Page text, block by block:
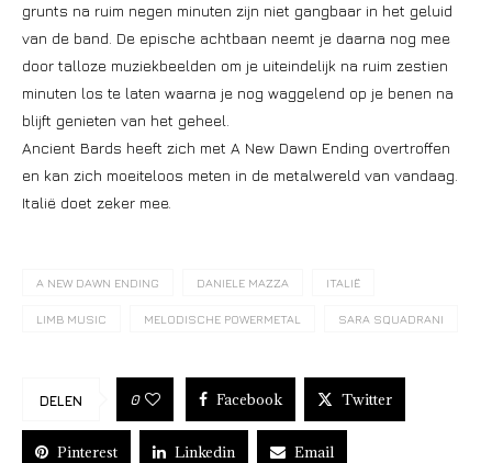
grunts na ruim negen minuten zijn niet gangbaar in het geluid
van de band. De epische achtbaan neemt je daarna nog mee
door talloze muziekbeelden om je uiteindelijk na ruim zestien
minuten los te laten waarna je nog waggelend op je benen na
blijft genieten van het geheel.
Ancient Bards heeft zich met A New Dawn Ending overtroffen
en kan zich moeiteloos meten in de metalwereld van vandaag.
Italië doet zeker mee.
A NEW DAWN ENDING DANIELE MAZZA ITALIË
LIMB MUSIC MELODISCHE POWERMETAL SARA SQUADRANI
DELEN 0 Facebook Twitter
Pinterest Linkedin Email